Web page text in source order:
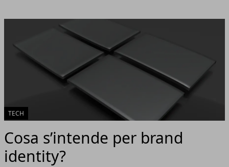
TECH
Cosa s’intende per brand
identity?